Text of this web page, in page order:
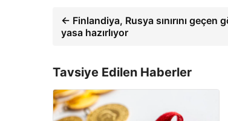
← Finlandiya, Rusya sınırını geçen
yasa hazırlıyor
Tavsiye Edilen Haberler